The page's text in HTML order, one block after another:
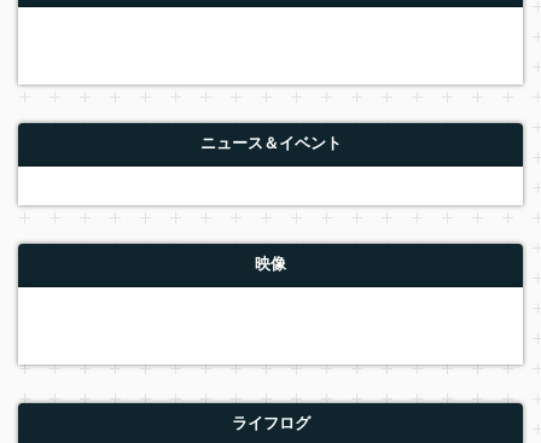
ニュース＆イベント
映像
ライフログ